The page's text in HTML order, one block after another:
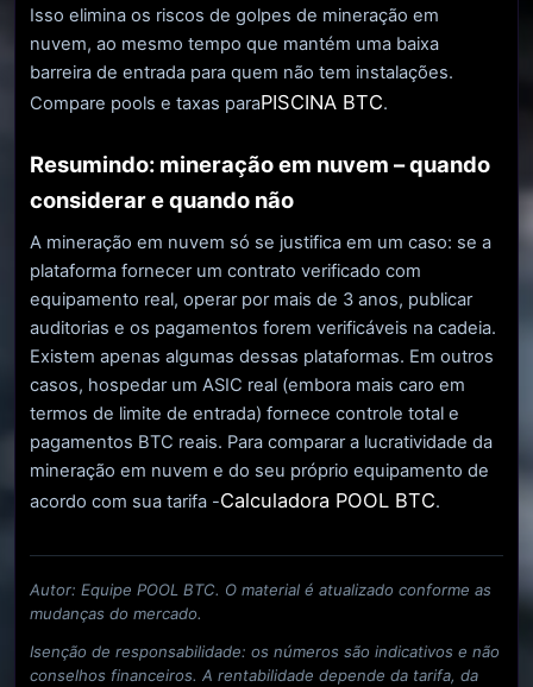
Isso elimina os riscos de golpes de mineração em
nuvem, ao mesmo tempo que mantém uma baixa
barreira de entrada para quem não tem instalações.
Compare pools e taxas paraPISCINA BTC.
Resumindo: mineração em nuvem – quando
considerar e quando não
A mineração em nuvem só se justifica em um caso: se a
plataforma fornecer um contrato verificado com
equipamento real, operar por mais de 3 anos, publicar
auditorias e os pagamentos forem verificáveis ​​na cadeia.
Existem apenas algumas dessas plataformas. Em outros
casos, hospedar um ASIC real (embora mais caro em
termos de limite de entrada) fornece controle total e
pagamentos BTC reais. Para comparar a lucratividade da
mineração em nuvem e do seu próprio equipamento de
acordo com sua tarifa -Calculadora POOL BTC.
Autor: Equipe POOL BTC. O material é atualizado conforme as
mudanças do mercado.
Isenção de responsabilidade: os números são indicativos e não
conselhos financeiros. A rentabilidade depende da tarifa, da